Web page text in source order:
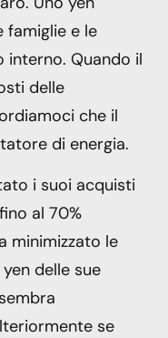
famiglie e le
Quando il
delle
che il
di energia.
i suoi acquisti
al 70%
minimizzato le
delle sue
se